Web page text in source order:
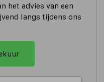
het advies van een
langs tijdens ons